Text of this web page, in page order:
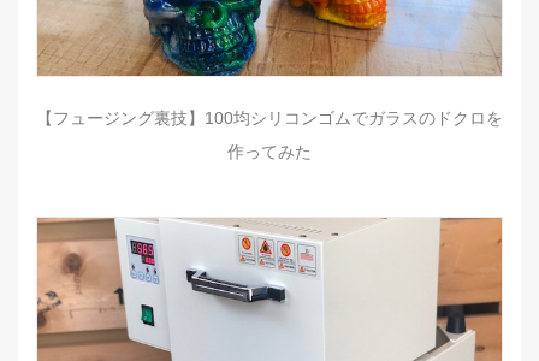
【フュージング裏技】100均シリコンゴムでガラスのドクロを
作ってみた